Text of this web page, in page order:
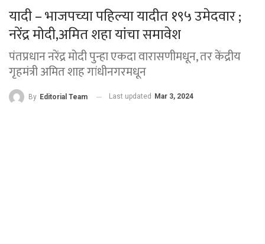
यादी – भाजपच्या पहिल्या यादीत १९५ उमेदवार ;
नरेंद्र मोदी,अमित शहा यांचा समावेश
पंतप्रधान नरेंद्र मोदी पुन्हा एकदा वारासणीमधून, तर केंद्रीय
गृहमंत्री अमित शाह गांधीनगरमधून
By Editorial Team Last updated Mar 3, 2024